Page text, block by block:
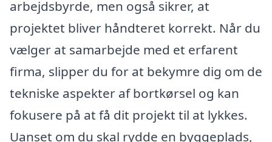
arbejdsbyrde, men også sikrer, at
projektet bliver håndteret korrekt. Når du
vælger at samarbejde med et erfarent
firma, slipper du for at bekymre dig om de
tekniske aspekter af bortkørsel og kan
fokusere på at få dit projekt til at lykkes.
Uanset om du skal rydde en byggeplads,